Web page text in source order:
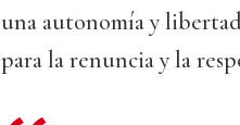
una autonomía y
para la renuncia y la